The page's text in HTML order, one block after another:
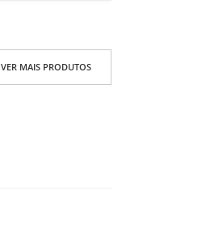
VER MAIS PRODUTOS